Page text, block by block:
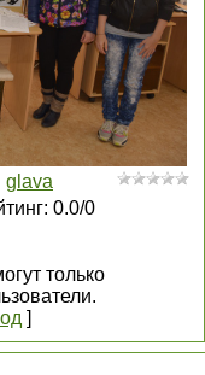
glava
: 0.0/0
только
]